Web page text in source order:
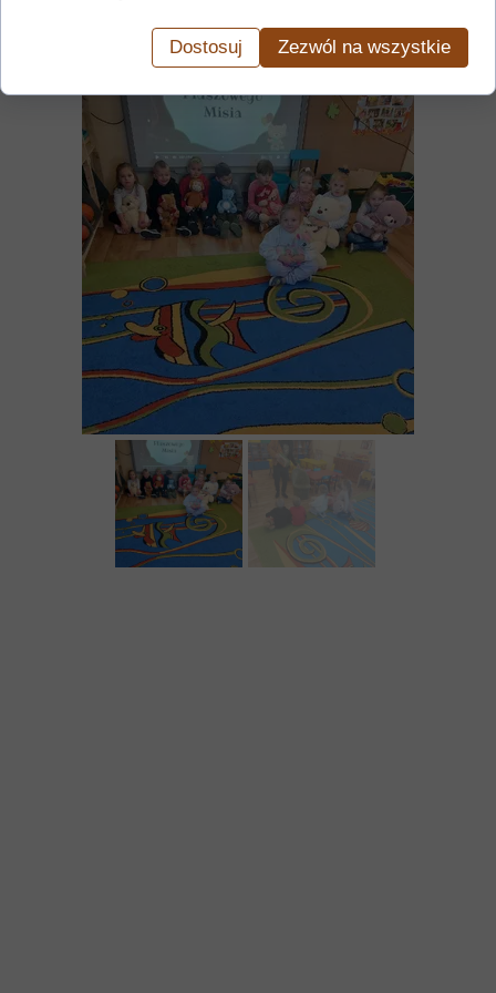
Dostosuj Zezwól na wszystkie